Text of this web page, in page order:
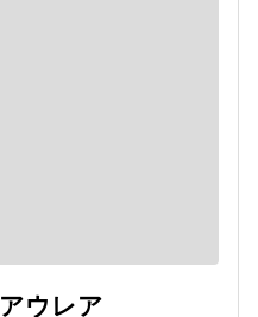
ウレア